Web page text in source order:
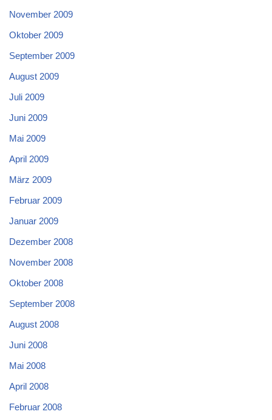
November 2009
Oktober 2009
September 2009
August 2009
Juli 2009
Juni 2009
Mai 2009
April 2009
März 2009
Februar 2009
Januar 2009
Dezember 2008
November 2008
Oktober 2008
September 2008
August 2008
Juni 2008
Mai 2008
April 2008
Februar 2008